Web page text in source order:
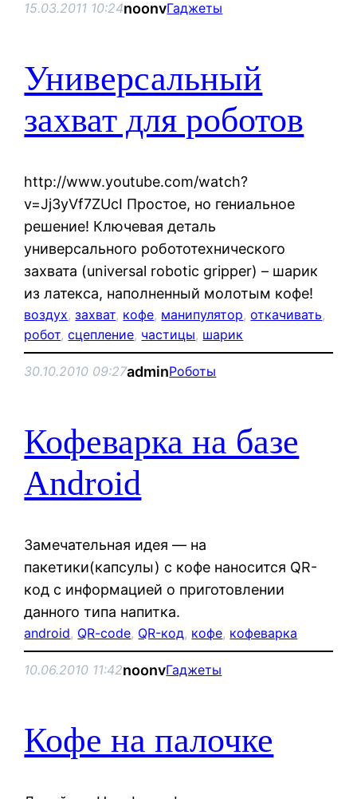
15.03.2011 10:24noonvГаджеты
Универсальный
захват для роботов
http://www.youtube.com/watch?
v=Jj3yVf7ZUcI Простое, но гениальное
решение! Ключевая деталь
универсального робототехнического
захвата (universal robotic gripper) – шарик
из латекса, наполненный молотым кофе!
воздух, захват, кофе, манипулятор, откачивать
робот, сцепление, частицы, шарик
30.10.2010 09:27adminРоботы
Кофеварка на базе
Android
Замечательная идея — на
пакетики(капсулы) с кофе наносится QR-
код с информацией о приготовлении
данного типа напитка.
android, QR-code, QR-код, кофе, кофеварка
10.06.2010 11:42noonvГаджеты
Кофе на палочке